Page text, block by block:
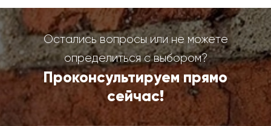
Остались вопросы или не можете
определиться с выбором?
Проконсультируем прямо
сейчас!